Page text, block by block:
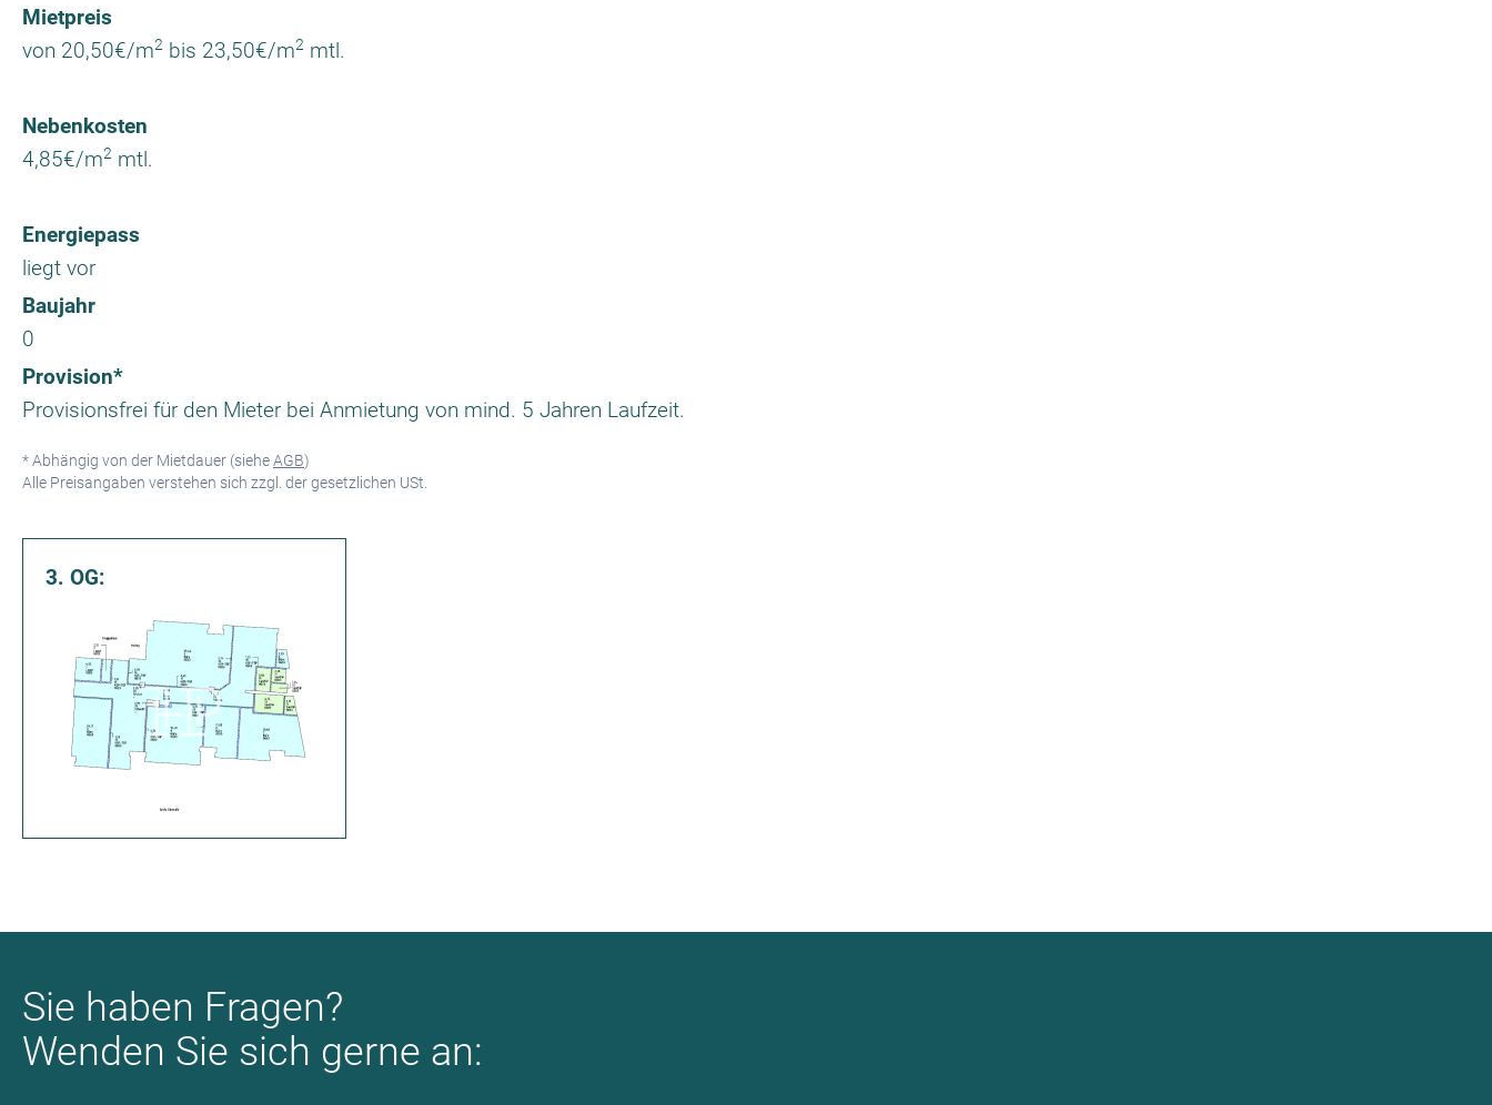
Mietpreis
von 20,50€/m2 bis 23,50€/m2 mtl.
Nebenkosten
4,85€/m2 mtl.
Energiepass
liegt vor
Baujahr
0
Provision*
Provisionsfrei für den Mieter bei Anmietung von mind. 5 Jahren Laufzeit.
* Abhängig von der Mietdauer (sieheAGB)
Alle Preisangaben verstehen sich zzgl. der gesetzlichen USt.
3. OG:
Sie haben Fragen?
Wenden Sie sich gerne an: